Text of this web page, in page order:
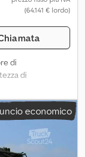
(64.141 € lordo)
di
di
,
2016 - Ore di
massima:
mm Il montante
economico